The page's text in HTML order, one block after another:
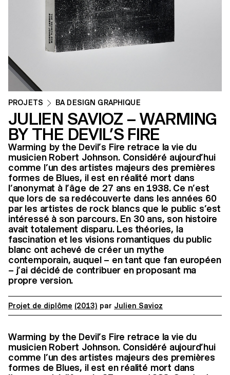
PROJETS BA DESIGN GRAPHIQUE
JULIEN SAVIOZ – WARMING
BY THE DEVIL’S FIRE
Warming by the Devil’s Fire retrace la vie du
musicien Robert Johnson. Considéré aujourd’hui
comme l’un des artistes majeurs des premières
formes de Blues, il est en réalité mort dans
l’anonymat à l’âge de 27 ans en 1938. Ce n’est
que lors de sa redécouverte dans les années 60
par les artistes de rock blancs que le public s’est
intéressé à son parcours. En 30 ans, son histoire
avait totalement disparu. Les théories, la
fascination et les visions romantiques du public
blanc ont achevé de créer un mythe
contemporain, auquel – en tant que fan européen
– j’ai décidé de contribuer en proposant ma
propre version.
Projet de diplôme (2013) par Julien Savioz
Warming by the Devil’s Fire retrace la vie du
musicien Robert Johnson. Considéré aujourd’hui
comme l’un des artistes majeurs des premières
formes de Blues, il est en réalité mort dans